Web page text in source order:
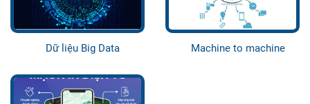
Dữ liệu Big Data Machine to machine